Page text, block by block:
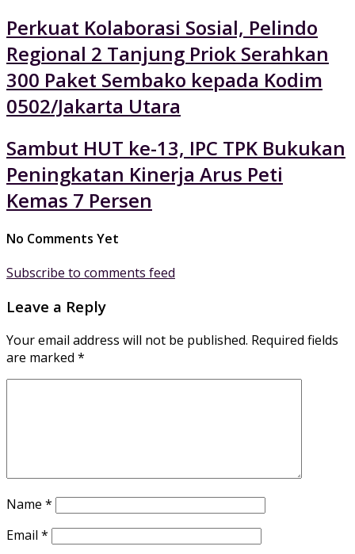
Perkuat Kolaborasi Sosial, Pelindo
Regional 2 Tanjung Priok Serahkan
300 Paket Sembako kepada Kodim
0502/Jakarta Utara
Sambut HUT ke-13, IPC TPK Bukukan
Peningkatan Kinerja Arus Peti
Kemas 7 Persen
No Comments Yet
Subscribe to comments feed
Leave a Reply
Your email address will not be published. Required fields
are marked *
Name *
Email *